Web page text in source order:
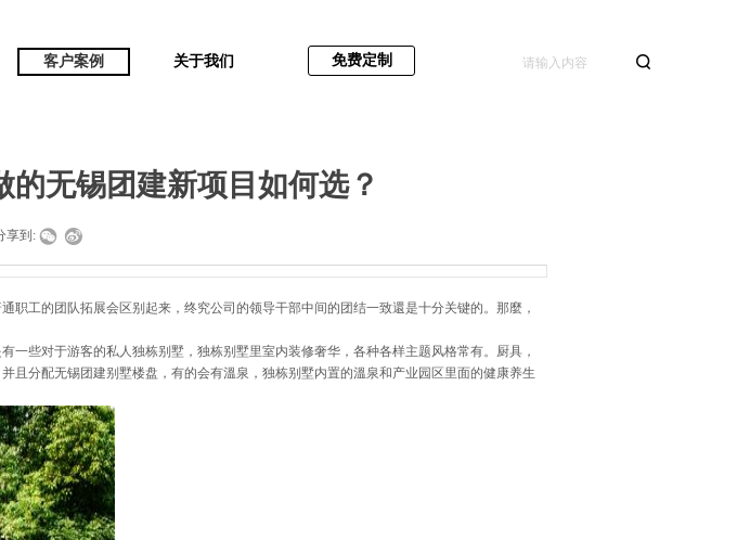
客户案例 关于我们 免费定制
无锡团建新项目如何选？
享到:
工的团队拓展会区别起来，终究公司的领导干部中间的团结一致還是十分关键的。那麼，
些对于游客的私人独栋别墅，独栋别墅里室内装修奢华，各种各样主题风格常有。厨具，
且分配无锡团建别墅楼盘，有的会有溫泉，独栋别墅内置的溫泉和产业园区里面的健康养生